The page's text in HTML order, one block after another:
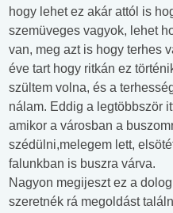
hogy lehet ez akár attól is
szemüveges vagyok, lehet
van, meg azt is hogy terhes
éve tart hogy ritkán ez
szültem volna, és a
nálam. Eddig a legtöbbször
amikor a városban a
szédülni,melegem lett,
falunkban is buszra várva.
Nagyon megijeszt ez a
szeretnék rá megoldást